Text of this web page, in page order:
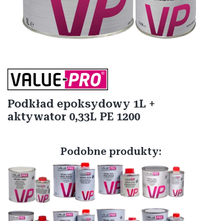
Etykiety
Podkład epoksydowy 1L +
aktywator 0,33L PE 1200
Podobne produkty: